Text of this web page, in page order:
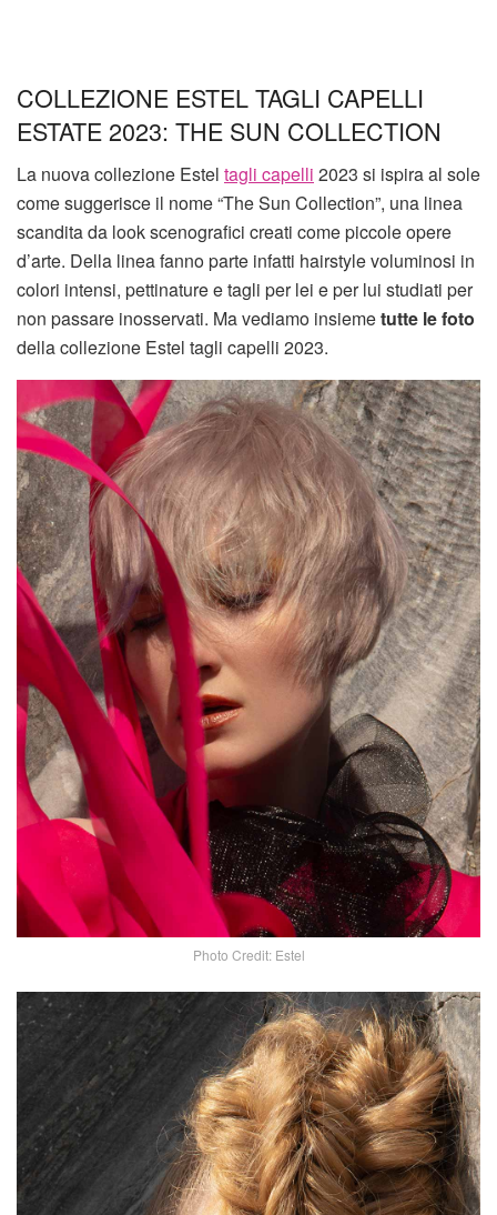
COLLEZIONE ESTEL TAGLI CAPELLI
ESTATE 2023: THE SUN COLLECTION
La nuova collezione Estel tagli capelli 2023 si ispira al sole
come suggerisce il nome “The Sun Collection”, una linea
scandita da look scenografici creati come piccole opere
d’arte. Della linea fanno parte infatti hairstyle voluminosi in
colori intensi, pettinature e tagli per lei e per lui studiati per
non passare inosservati. Ma vediamo insiemetutte le foto
della collezione Estel tagli capelli 2023.
Photo Credit: Estel